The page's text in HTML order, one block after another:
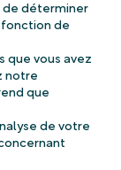
de déterminer
de
que vous avez
notre
que
de votre